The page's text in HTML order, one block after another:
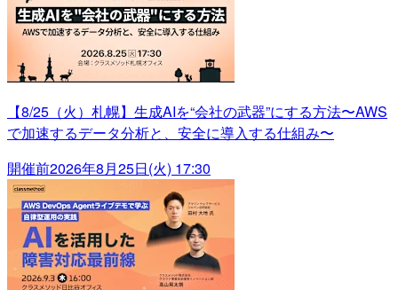
【8/25（火）札幌】生成AIを“会社の武器”にする方法〜AWS
で加速するデータ分析と、安全に導入する仕組み〜
開催前2026年8月25日(火) 17:30